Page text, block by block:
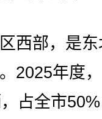
部，是东
2025年度
占全市